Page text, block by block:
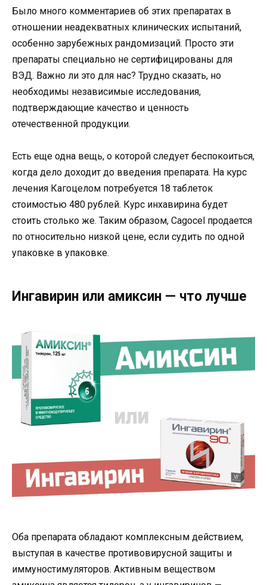
Было много комментариев об этих препаратах в
отношении неадекватных клинических испытаний,
особенно зарубежных рандомизаций. Просто эти
препараты специально не сертифицированы для
ВЭД. Важно ли это для нас? Трудно сказать, но
необходимы независимые исследования,
подтверждающие качество и ценность
отечественной продукции.
Есть еще одна вещь, о которой следует беспокоиться,
когда дело доходит до введения препарата. На курс
лечения Кагоцелом потребуется 18 таблеток
стоимостью 480 рублей. Курс инхавирина будет
стоить столько же. Таким образом, Cagocel продается
по относительно низкой цене, если судить по одной
упаковке в упаковке.
Ингавирин или амиксин — что лучше
Оба препарата обладают комплексным действием,
выступая в качестве противовирусной защиты и
иммуностимуляторов. Активным веществом